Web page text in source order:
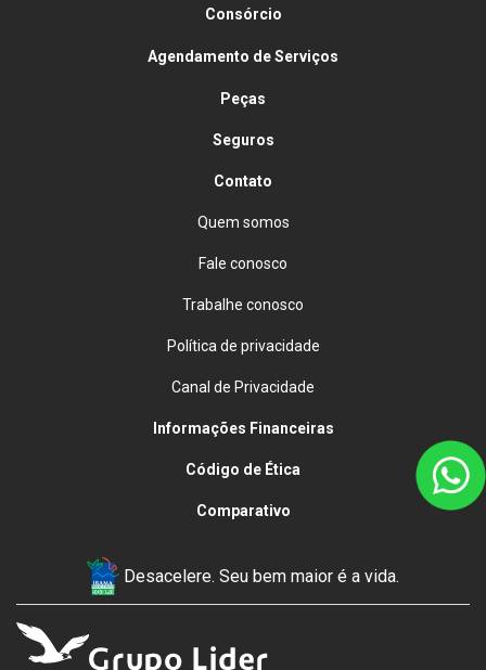
Consórcio
Agendamento de Serviços
Peças
Seguros
Contato
Quem somos
Fale conosco
Trabalhe conosco
Política de privacidade
Canal de Privacidade
Informações Financeiras
Código de Ética
Comparativo
Desacelere. Seu bem maior é a vida.